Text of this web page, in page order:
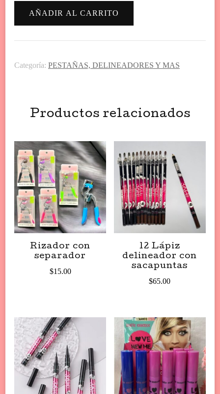
PESTAÑAS
cantidad
AÑADIR AL CARRITO
Categoría: PESTAÑAS, DELINEADORES Y MAS
Productos relacionados
Rizador con
separador
$15.00
12 Lápiz
delineador con
sacapuntas
$65.00